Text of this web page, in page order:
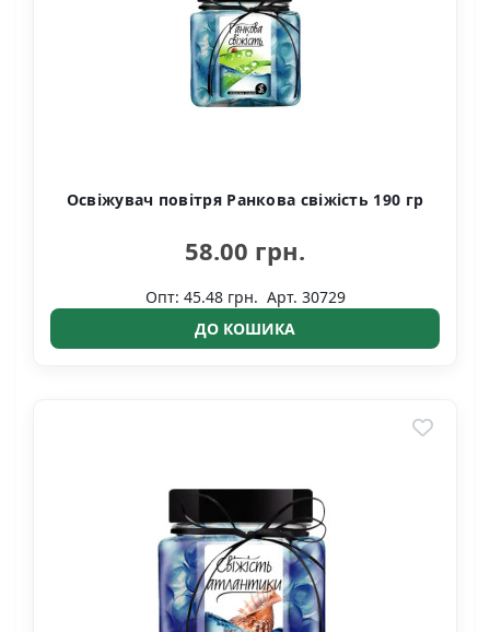
Освіжувач повітря Ранкова свіжість 190 гр
58.00 грн.
Опт: 45.48 грн. Арт. 30729
ДО КОШИКА